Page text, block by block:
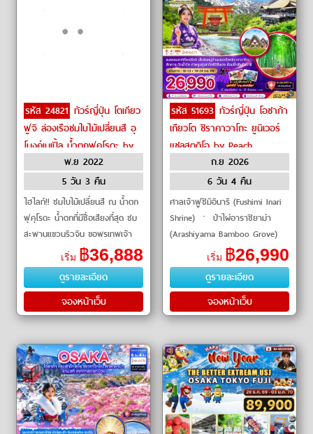
รหัส 24821 ทัวร์ญี่ปุ่น โตเกียว
ฟูจิ ล่องเรือชมใบไม้เปลี่ยนสี อุ
โมงค์เมเปิ้ล น้ำตกฟุคุโรดะ by
Air Asia Xพ.ย 2022
5 วัน 3 คืน
ไฮไลท์!! ชมใบไม้เปลี่ยนสี ณ น้ำตก
ฟุคุโรดะ น้ำตกที่มีชื่อเสียงที่สุด ชม
สะพานแขวนริวจิน ขอพรเทพเจ้า
เริ่ม ฿36,888
ดูรายละเอียด
จองหน้าเว็บ
รหัส 51693 ทัวร์ญี่ปุ่น โอซาก้า
เกียวโต ชิราคาวาโกะ ยูนิเวอร์
แซลสตูดิโอ by Peach
ก.ย 2026
6 วัน 4 คืน
ศาลเจ้าฟูชิมิอินาริ (Fushimi Inari
Shrine) ㆍ ป่าไผ่อาราชิยาม่า
(Arashiyama Bamboo Grove)
ㆍ คามิโคจิ (Kamikochi) ㆍ
หมู่บ้านชิราคาวาโกะ
(Shirakawago) ㆍ อิออน�
เริ่ม ฿26,990
ดูรายละเอียด
จองหน้าเว็บ